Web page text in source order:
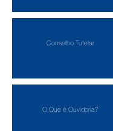
Conselho Tutelar
O Que é Ouvidoria?